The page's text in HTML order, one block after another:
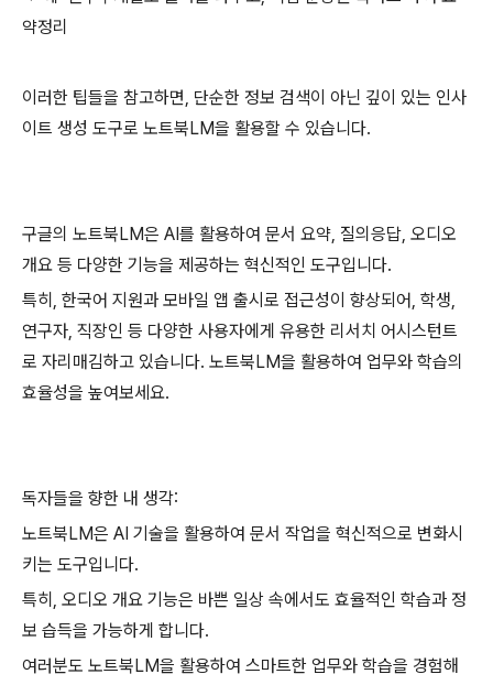
약정리
이러한 팁들을 참고하면, 단순한 정보 검색이 아닌 깊이 있는 인사
이트 생성 도구로 노트북LM을 활용할 수 있습니다.
구글의 노트북LM은 AI를 활용하여 문서 요약, 질의응답, 오디오
개요 등 다양한 기능을 제공하는 혁신적인 도구입니다.
특히, 한국어 지원과 모바일 앱 출시로 접근성이 향상되어, 학생,
연구자, 직장인 등 다양한 사용자에게 유용한 리서치 어시스턴트
로 자리매김하고 있습니다. 노트북LM을 활용하여 업무와 학습의
효율성을 높여보세요.
독자들을 향한 내 생각:
노트북LM은 AI 기술을 활용하여 문서 작업을 혁신적으로 변화시
키는 도구입니다.
특히, 오디오 개요 기능은 바쁜 일상 속에서도 효율적인 학습과 정
보 습득을 가능하게 합니다.
여러분도 노트북LM을 활용하여 스마트한 업무와 학습을 경험해